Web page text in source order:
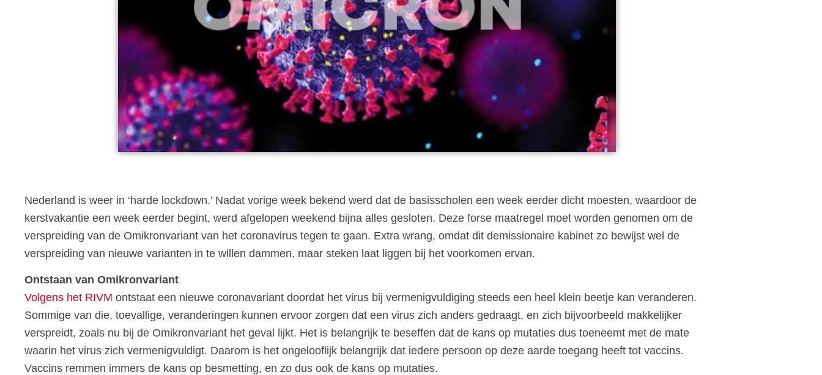
Nederland is weer in ‘harde lockdown.’ Nadat vorige week bekend werd dat de basisscholen een week eerder dicht moesten, waardoor de
kerstvakantie een week eerder begint, werd afgelopen weekend bijna alles gesloten. Deze forse maatregel moet worden genomen om de
verspreiding van de Omikronvariant van het coronavirus tegen te gaan. Extra wrang, omdat dit demissionaire kabinet zo bewijst wel de
verspreiding van nieuwe varianten in te willen dammen, maar steken laat liggen bij het voorkomen ervan.
Ontstaan van Omikronvariant
Volgens het RIVM ontstaat een nieuwe coronavariant doordat het virus bij vermenigvuldiging steeds een heel klein beetje kan veranderen.
Sommige van die, toevallige, veranderingen kunnen ervoor zorgen dat een virus zich anders gedraagt, en zich bijvoorbeeld makkelijker
verspreidt, zoals nu bij de Omikronvariant het geval lijkt. Het is belangrijk te beseffen dat de kans op mutaties dus toeneemt met de mate
waarin het virus zich vermenigvuldigt. Daarom is het ongelooflijk belangrijk dat iedere persoon op deze aarde toegang heeft tot vaccins.
Vaccins remmen immers de kans op besmetting, en zo dus ook de kans op mutaties.